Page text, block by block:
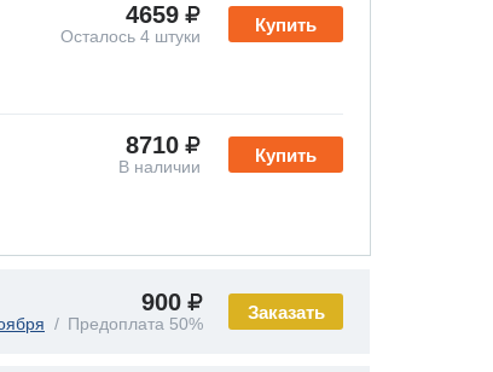
Купить
4659
Осталось 4 штуки
Купить
8710
В наличии
Заказать
900
Предоплата 50%